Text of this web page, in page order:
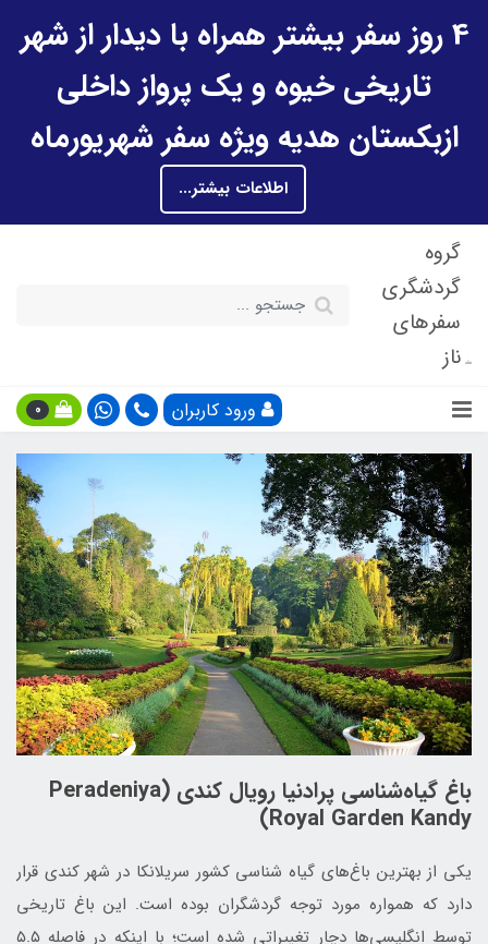
4 روز سفر بیشتر همراه با دیدار از شهر
تاریخی خیوه و یک پرواز داخلی
ازبکستان هدیه ویژه سفر شهریورماه
اطلاعات بیشتر...
گروه
گردشگری
سفرهای
ناز
ورود کاربران 0
باغ گیاه‌شناسی پرادنیا رویال کندی (Peradeniya
Royal Garden Kandy)
یکی از بهترین باغ‌های گیاه شناسی کشور سریلانکا در شهر کندی قرار
دارد که همواره مورد توجه گردشگران بوده است. این باغ تاریخی
توسط انگلیسی‌ها دچار تغییراتی شده است؛ با اینکه در ‏فاصله ۵.۵